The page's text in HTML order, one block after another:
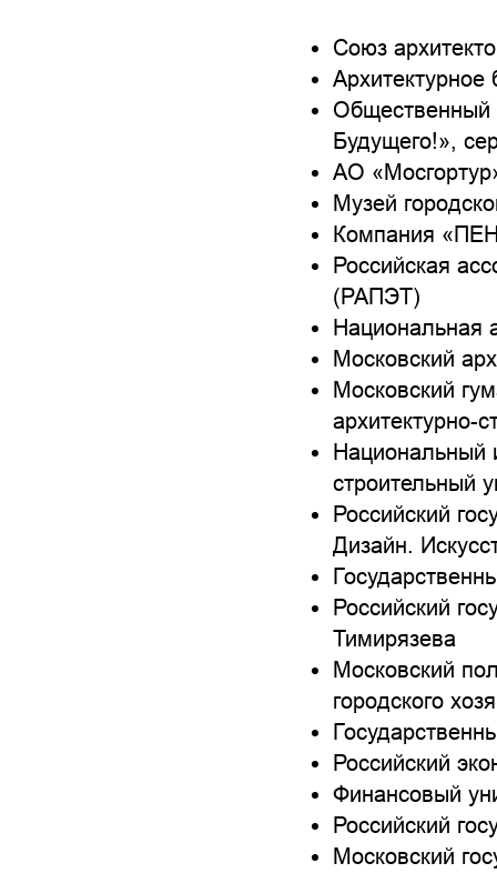
Союз
Общественный
Будущего!»,
АО
Музей
Компания
Российская
(РАПЭТ)
Национальная
Московский
Московский
архитектурно-
Национальный
строительный
Российский
Дизайн.
Российский
Тимирязева
Московский
городского
Российский
Финансовый
Российский
Московский